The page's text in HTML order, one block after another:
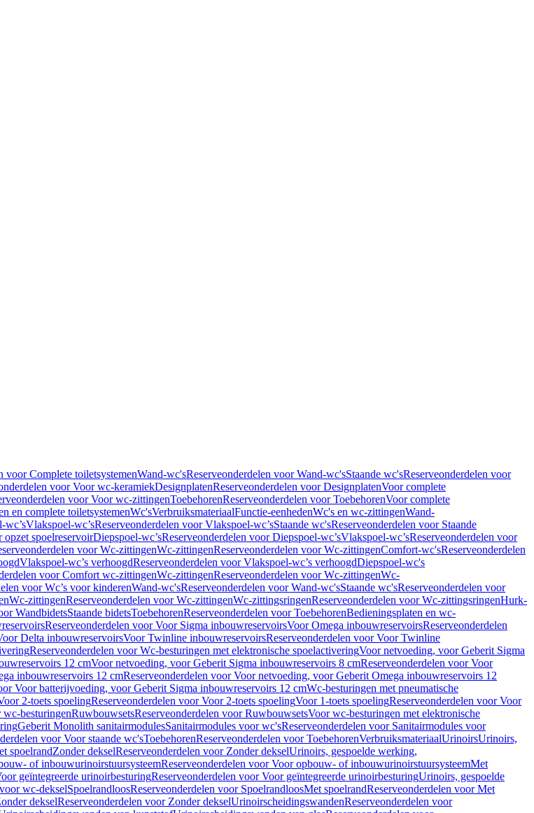
voor Complete toiletsystemenWand-wc'sReserveonderdelen voor Wand-wc'sStaande wc'sReserveonderdelen voor
voor Voor wc-keramiekDesignplatenReserveonderdelen voor DesignplatenVoor complete
voor Voor wc-zittingenToebehorenReserveonderdelen voor ToebehorenVoor complete
en complete toiletsystemenWc'sVerbruiksmateriaalFunctie-eenhedenWc's en wc-zittingenWand-
wc’sVlakspoel-wc’sReserveonderdelen voor Vlakspoel-wc’sStaande wc'sReserveonderdelen voor Staande
spoelreservoirDiepspoel-wc’sReserveonderdelen voor Diepspoel-wc’sVlakspoel-wc’sReserveonderdelen voor
voor Wc-zittingenWc-zittingenReserveonderdelen voor Wc-zittingenComfort-wc'sReserveonderdelen
Vlakspoel-wc’s verhoogdReserveonderdelen voor Vlakspoel-wc’s verhoogdDiepspoel-wc's
voor Comfort wc-zittingenWc-zittingenReserveonderdelen voor Wc-zittingenWc-
voor Wc’s voor kinderenWand-wc'sReserveonderdelen voor Wand-wc'sStaande wc'sReserveonderdelen voor
Wc-zittingenReserveonderdelen voor Wc-zittingenWc-zittingsringenReserveonderdelen voor Wc-zittingsringenHurk-
WandbidetsStaande bidetsToebehorenReserveonderdelen voor ToebehorenBedieningsplaten en wc-
Reserveonderdelen voor Voor Sigma inbouwreservoirsVoor Omega inbouwreservoirsReserveonderdelen
Delta inbouwreservoirsVoor Twinline inbouwreservoirsReserveonderdelen voor Voor Twinline
Reserveonderdelen voor Wc-besturingen met elektronische spoelactiveringVoor netvoeding, voor Geberit Sigma
12 cmVoor netvoeding, voor Geberit Sigma inbouwreservoirs 8 cmReserveonderdelen voor Voor
inbouwreservoirs 12 cmReserveonderdelen voor Voor netvoeding, voor Geberit Omega inbouwreservoirs 12
Voor batterijvoeding, voor Geberit Sigma inbouwreservoirs 12 cmWc-besturingen met pneumatische
2-toets spoelingReserveonderdelen voor Voor 2-toets spoelingVoor 1-toets spoelingReserveonderdelen voor Voor
wc-besturingenRuwbouwsetsReserveonderdelen voor RuwbouwsetsVoor wc-besturingen met elektronische
Geberit Monolith sanitairmodulesSanitairmodules voor wc'sReserveonderdelen voor Sanitairmodules voor
voor Voor staande wc'sToebehorenReserveonderdelen voor ToebehorenVerbruiksmateriaalUrinoirsUrinoirs,
spoelrandZonder dekselReserveonderdelen voor Zonder dekselUrinoirs, gespoelde werking,
of inbouwurinoirstuursysteemReserveonderdelen voor Voor opbouw- of inbouwurinoirstuursysteemMet
geïntegreerde urinoirbesturingReserveonderdelen voor Voor geïntegreerde urinoirbesturingUrinoirs, gespoelde
wc-dekselSpoelrandloosReserveonderdelen voor SpoelrandloosMet spoelrandReserveonderdelen voor Met
dekselReserveonderdelen voor Zonder dekselUrinoirscheidingswandenReserveonderdelen voor